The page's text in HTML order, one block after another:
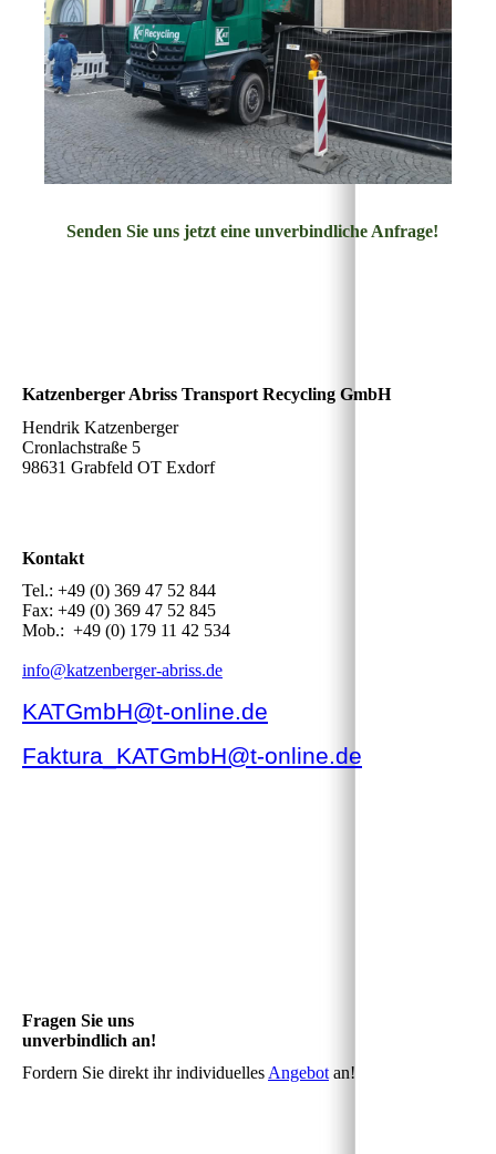
Senden Sie uns jetzt eine unverbindliche Anfrage!
Katzenberger Abriss Transport Recycling GmbH
Hendrik Katzenberger
Cronlachstraße 5
98631 Grabfeld OT Exdorf
Kontakt
Tel.: +49 (0) 369 47 52 844
Fax: +49 (0) 369 47 52 845
Mob.: +49 (0) 179 11 42 534
info@katzenberger-abriss.de
KATGmbH@t-online.de
Faktura_KATGmbH@t-online.de
Fragen Sie uns
unverbindlich an!
Fordern Sie direkt ihr individuelles Angebot an!